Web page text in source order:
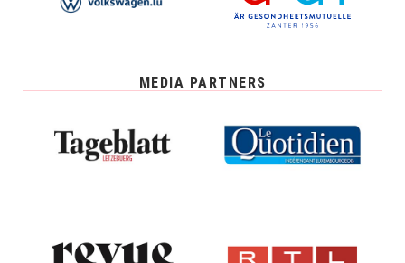
MEDIA PARTNERS